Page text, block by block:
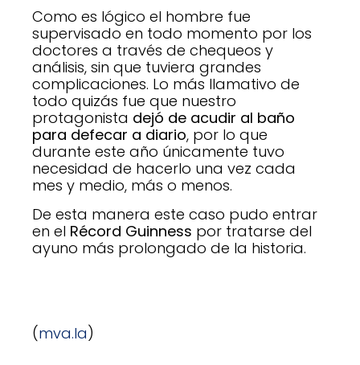
Como es lógico el hombre fue
supervisado en todo momento por los
doctores a través de chequeos y
análisis, sin que tuviera grandes
complicaciones. Lo más llamativo de
todo quizás fue que nuestro
protagonista dejó de acudir al baño
para defecar a diario, por lo que
durante este año únicamente tuvo
necesidad de hacerlo una vez cada
mes y medio, más o menos.
De esta manera este caso pudo entrar
en el Récord Guinness por tratarse del
ayuno más prolongado de la historia.
(mva.la)